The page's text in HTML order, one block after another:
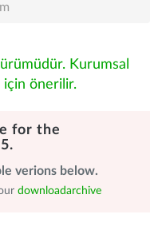
Kurumsal
için önerilir.
for the
verions below.
downloadarchive